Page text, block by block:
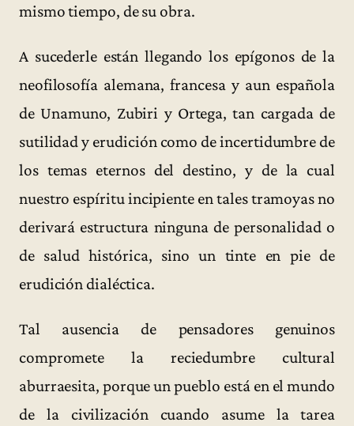
mismo tiempo, de su obra.
A sucederle están llegando los epígonos de la
neofilosofía alemana, francesa y aun española
de Unamuno, Zubiri y Ortega, tan cargada de
sutilidad y erudición como de incertidumbre de
los temas eternos del destino, y de la cual
nuestro espíritu incipiente en tales tramoyas no
derivará estructura ninguna de personalidad o
de salud histórica, sino un tinte en pie de
erudición dialéctica.
Tal ausencia de pensadores genuinos
compromete la reciedumbre cultural
aburraesita, porque un pueblo está en el mundo
de la civilización cuando asume la tarea